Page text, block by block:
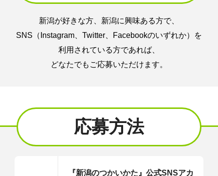
新潟が好きな方、新潟に興味ある方で、
SNS（Instagram、Twitter、Facebookのいずれか）を
利用されている方であれば、
どなたでもご応募いただけます。
応募方法
『新潟のつかいかた』公式SNSアカ